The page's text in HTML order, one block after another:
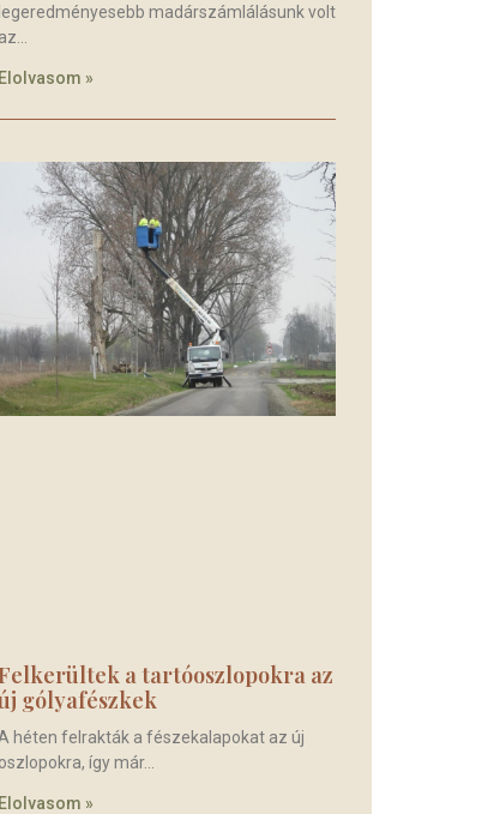
legeredményesebb madárszámlálásunk volt
az
Elolvasom »
a tartóoszlopokra az
gólyafészkek
A héten felrakták a fészekalapokat az új
oszlopokra, így már
Elolvasom »